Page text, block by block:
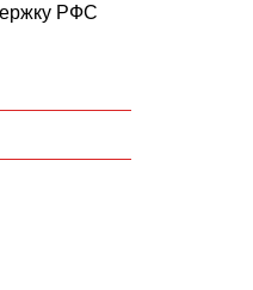
РФС
и
Госуслугах
выплату
обеспечение